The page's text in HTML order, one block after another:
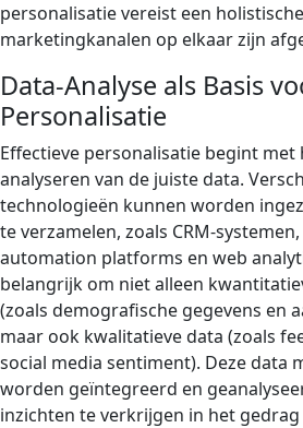
personalisatie vereist een
marketingkanalen op elkaar zijn
Data-Analyse als Basis
Personalisatie
Effectieve personalisatie begint met
analyseren van de juiste data.
technologieën kunnen worden
te verzamelen, zoals CRM-
automation platforms en web
belangrijk om niet alleen
(zoals demografische gegevens en
maar ook kwalitatieve data (zoals
social media sentiment). Deze data
worden geïntegreerd en
inzichten te verkrijgen in het